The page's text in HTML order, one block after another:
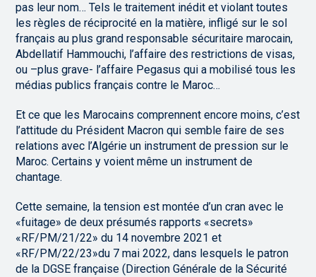
pas leur nom… Tels le traitement inédit et violant toutes
les règles de réciprocité en la matière, infligé sur le sol
français au plus grand responsable sécuritaire marocain,
Abdellatif Hammouchi, l’affaire des restrictions de visas,
ou –plus grave- l’affaire Pegasus qui a mobilisé tous les
médias publics français contre le Maroc…
Et ce que les Marocains comprennent encore moins, c’est
l’attitude du Président Macron qui semble faire de ses
relations avec l’Algérie un instrument de pression sur le
Maroc. Certains y voient même un instrument de
chantage.
Cette semaine, la tension est montée d’un cran avec le
«fuitage» de deux présumés rapports «secrets»
«RF/PM/21/22» du 14 novembre 2021 et
«RF/PM/22/23»du 7 mai 2022, dans lesquels le patron
de la DGSE française (Direction Générale de la Sécurité